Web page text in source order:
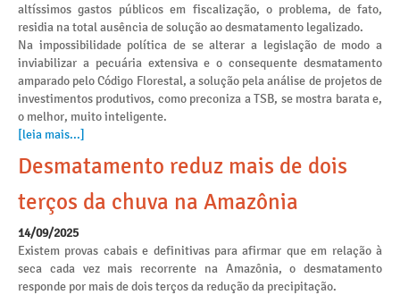
altíssimos gastos públicos em fiscalização, o problema, de fato,
residia na total ausência de solução ao desmatamento legalizado.
Na impossibilidade política de se alterar a legislação de modo a
inviabilizar a pecuária extensiva e o consequente desmatamento
amparado pelo Código Florestal, a solução pela análise de projetos de
investimentos produtivos, como preconiza a TSB, se mostra barata e,
o melhor, muito inteligente.
[leia mais...]
Desmatamento reduz mais de dois
terços da chuva na Amazônia
14/09/2025
Existem provas cabais e definitivas para afirmar que em relação à
seca cada vez mais recorrente na Amazônia, o desmatamento
responde por mais de dois terços da redução da precipitação.